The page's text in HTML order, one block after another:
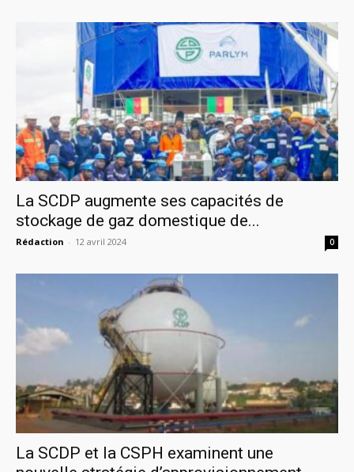
La SCDP augmente ses capacités de
stockage de gaz domestique de...
Rédaction - 12 avril 2024 0
La SCDP et la CSPH examinent une